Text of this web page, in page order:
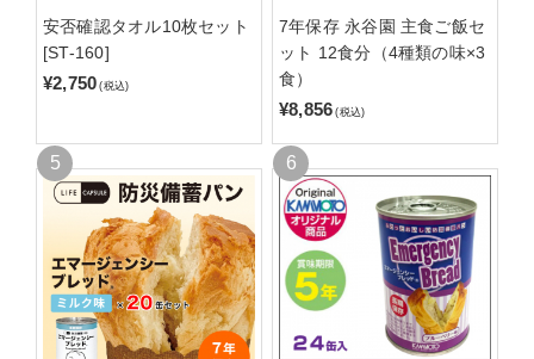
安否確認タオル10枚セット
[ST-160]
¥2,750 (税込)
7年保存 永谷園 主食ご飯セ
ット 12食分（4種類の味×3
食）
¥8,856 (税込)